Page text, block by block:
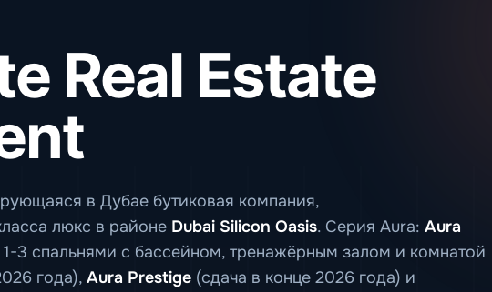
Real Estate
в Дубае бутиковая компания,
люкс в районе Dubai Silicon Oasis. Серия Aura: Aura
3 спальнями с бассейном, тренажёрным залом и комнатой
года), Aura Prestige (сдача в конце 2026 года) и